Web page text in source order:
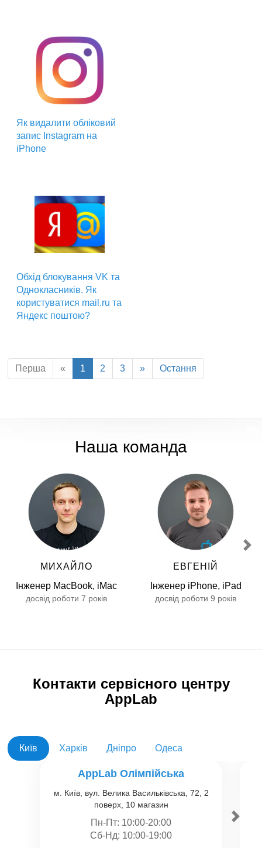
Як видалити обліковий
запис Instagram на
iPhone
Обхід блокування VK та
Однокласників. Як
користуватися mail.ru та
Яндекс поштою?
Перша « 1 2 3 » Остання
Наша команда
МИХАЙЛО
Інженер MacBook, iMac
досвід роботи 7 років
ЕВГЕНІЙ
Інженер iPhone, iPad
досвід роботи 9 років
Контакти сервісного центру
AppLab
Київ Харків Дніпро Одеса
AppLab Олімпійська
м. Київ, вул. Велика Васильківська, 72, 2
поверх, 10 магазин
Пн-Пт: 10:00-20:00
Сб-Нд: 10:00-19:00